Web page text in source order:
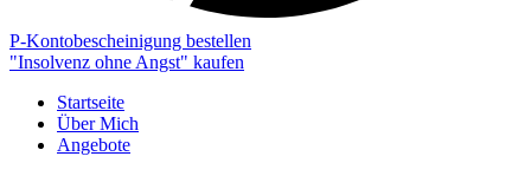
P-Kontobescheinigung bestellen
"Insolvenz ohne Angst" kaufen
Startseite
Über Mich
Angebote